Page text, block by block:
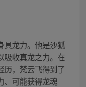
具龙力。他是沙狐
吸收真龙之力。在
历，梵云飞得到了
、可能获得龙魂